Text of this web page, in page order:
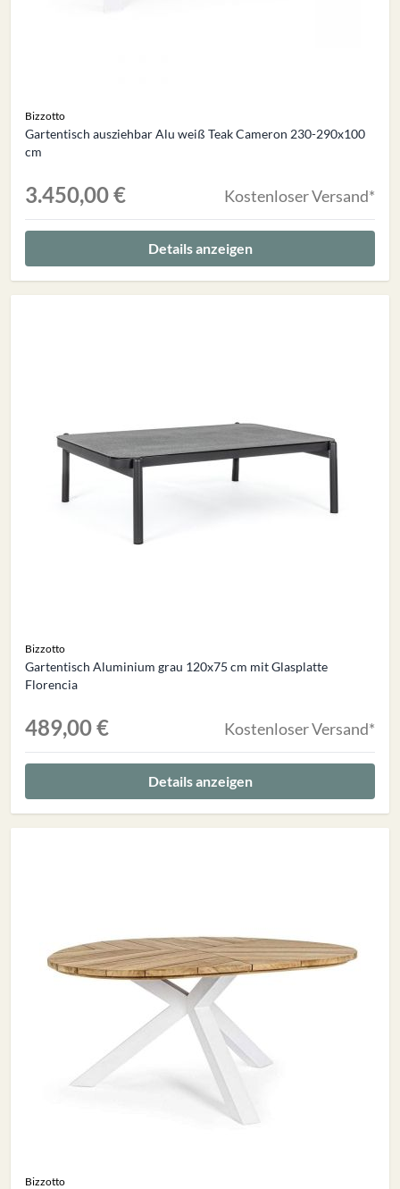
Bizzotto
Gartentisch ausziehbar Alu weiß Teak Cameron 230-290x100
cm
3.450,00 € Kostenloser Versand*
Details anzeigen
Bizzotto
Gartentisch Aluminium grau 120x75 cm mit Glasplatte
Florencia
489,00 € Kostenloser Versand*
Details anzeigen
Bizzotto